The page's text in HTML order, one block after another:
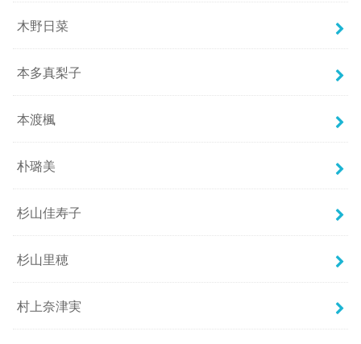
木野日菜
本多真梨子
本渡楓
朴璐美
杉山佳寿子
杉山里穂
村上奈津実